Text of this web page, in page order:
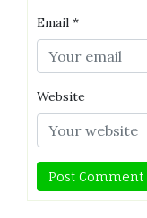
Email *
Website